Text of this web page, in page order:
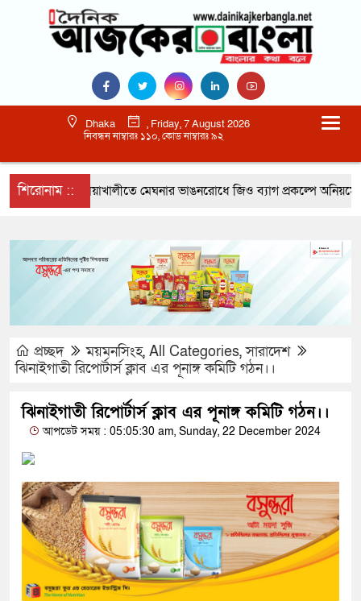
Dhaka
, Friday, 7 August 2026
নিবন্ধন নাম্বারঃ ১১০, কোড নাম্বারঃ ৯২
শিরোনাম ::নোয়াখালীতে মেঘনার ভাঙনরোধে জিও ব্যাগ প্রকল্পে অনিয়মের
প্রচ্ছদ ময়মনসিংহ, All Categories,সারাদেশ
ঝিনাইগাতী রিপোর্টার্স ক্লাব এর পূনাঙ্গ কমিটি গঠন।।
ঝিনাইগাতী রিপোর্টার্স ক্লাব এর পূনাঙ্গ কমিটি গঠন।।
আপডেট সময় : 05:05:30 am, Sunday, 22 December 2024